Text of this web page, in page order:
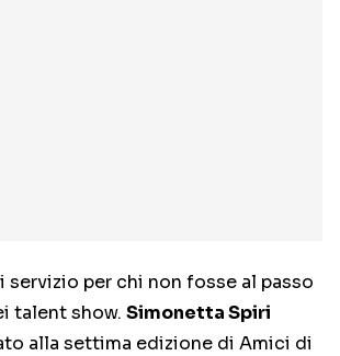
servizio per chi non fosse al passo
talent show. Simonetta Spiri
alla settima edizione di Amici di